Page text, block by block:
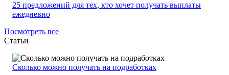
25 предложений для тех, кто хочет получать выплаты
ежедневно
Посмотреть все
Статьи
Сколько можно получать на подработках